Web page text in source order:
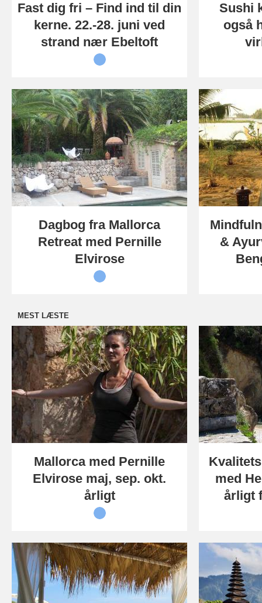
Fast dig fri – Find ind til din
kerne. 22.-28. juni ved
strand nær Ebeltoft
Sushi
også
Dagbog fra Mallorca
Retreat med Pernille
Elvirose
&
MEST LÆSTE
Mallorca med Pernille
Elvirose maj, sep. okt.
årligt
med
årligt